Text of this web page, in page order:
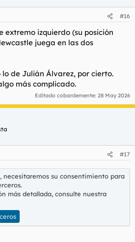
#16
extremo izquierdo (su posición
juega en las dos
de Julián Álvarez, por cierto.
más complicado.
Editado cobardemente: 28 May 2026
#17
necesitaremos su consentimiento para
más detallada, consulte nuestra